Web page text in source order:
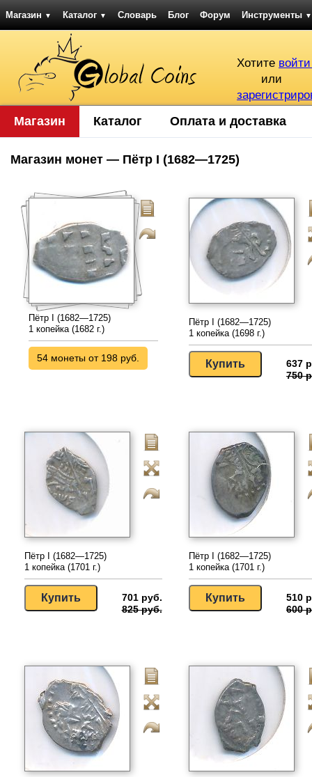
Магазин ▼ Каталог ▼ Словарь Блог Форум Инструменты ▼
Хотите
или
Магазин Каталог Оплата и доставка
Магазин монет — Пётр I (1682—1725)
Пётр I (1682—1725)
1 копейка (1682 г.)
54 монеты от 198 руб.
Пётр I (1682—1725)
1 копейка (1698 г.)
637
750
Пётр I (1682—1725)
1 копейка (1701 г.)
701 руб.
825 руб.
Пётр I (1682—1725)
1 копейка (1701 г.)
510
600